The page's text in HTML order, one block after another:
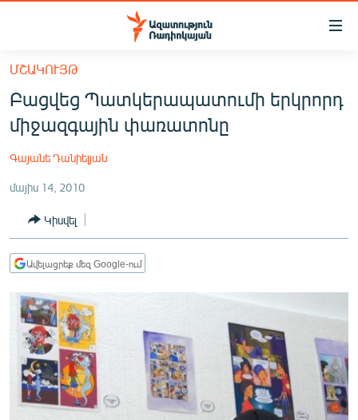
Մատչելիության
հիմնական
բովանդակությանը
Անցնել
հիմնական
մենյուին
ՀԱՅԱՍՏԱՆ
ՔԱՂԱՔԱԿԱՆ
ԸՆՏՐՈՒԹՅՈՒՆՆԵՐ 2026
ԻՐԱՎՈՒՆՔ
ՀԱՍԱՐԱԿՈՒԹՅՈՒՆ
ՏՆՏԵՍՈՒԹՅՈՒՆ
ՊԱՏԵՐԱԶՄԻ 6 ՇԱԲԱԹՆԵՐԸ
ՏԱՐԱԾԱՇՐՋԱՆ
ՄԻՋԱԶԳԱՅԻՆ
ՄՇԱԿՈՒՅԹ
ՄՇԱԿՈՒՅԹ
Բացվեց Պատկերապատումի երկրորդ
միջազգային փառատոնը
Գայանե Դանիելյան
մայիս 14, 2010
Կիսվել
Ավելացրեք մեզ Google-ում